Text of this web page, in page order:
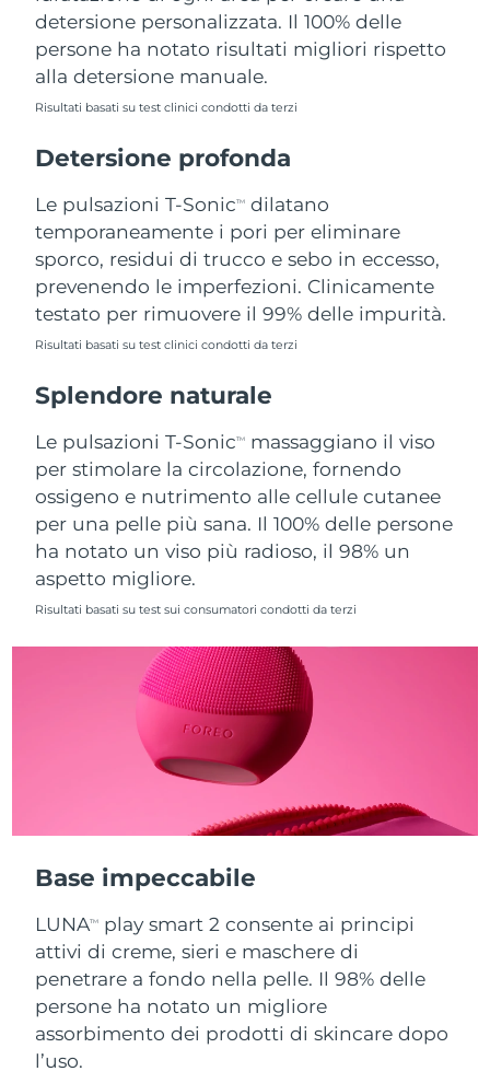
detersione personalizzata. Il 100% delle
persone ha notato risultati migliori rispetto
alla detersione manuale.
Risultati basati su test clinici condotti da terzi
Detersione profonda
Le pulsazioni T-SonicTM
dilatano
temporaneamente i pori per eliminare
sporco, residui di trucco e sebo in eccesso,
prevenendo le imperfezioni. Clinicamente
testato per rimuovere il 99% delle impurità.
Risultati basati su test clinici condotti da terzi
Splendore naturale
Le pulsazioni T-SonicTM
massaggiano il viso
per stimolare la circolazione, fornendo
ossigeno e nutrimento alle cellule cutanee
per una pelle più sana. Il 100% delle persone
ha notato un viso più radioso, il 98% un
aspetto migliore.
Risultati basati su test sui consumatori condotti da terzi
Base impeccabile
LUNATM
play smart 2 consente ai principi
attivi di creme, sieri e maschere di
penetrare a fondo nella pelle. Il 98% delle
persone ha notato un migliore
assorbimento dei prodotti di skincare dopo
l’uso.
Filippine Consegna stimata
Polonia
Qatar Consegna stimata
Riunione Consegna stimata 8/14/26
Romania Consegna stimata
Russia
Arabia Saudita Consegna stimata 8/10/26
Singapore Consegna stimata
Slovacchia Consegna stimata 8/9/26
Slovenia
Corea del Sud Consegna stimata
Consegna stimata
Thailandia Consegna stimata
Turchia Consegna stimata
Emirati Arabi Uniti 8/10/26